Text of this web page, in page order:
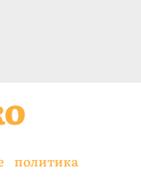
политика